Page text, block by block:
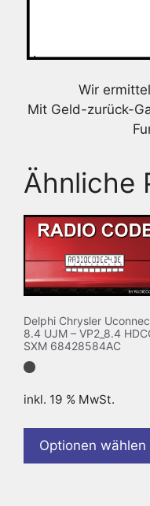
Wir
Mit Geld-zurück-
Ähnliche
Delphi Chrysler
8.4 UJM – VP2_8.4
SXM 68428584AC
inkl. 19 % MwSt.
Optionen wählen